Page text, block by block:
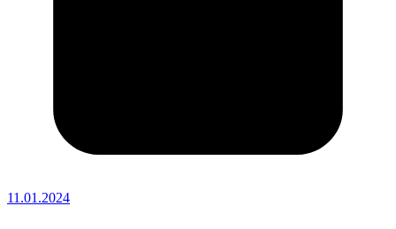
11.01.2024